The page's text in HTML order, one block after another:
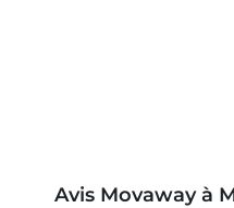
Avis Movaway à